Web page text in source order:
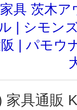
具 茨木ア
シモン
パモウ
家具通販